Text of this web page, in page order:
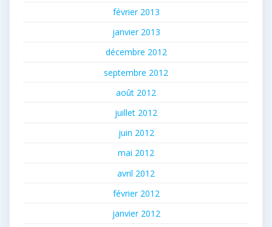
février 2013
janvier 2013
décembre 2012
septembre 2012
août 2012
juillet 2012
juin 2012
mai 2012
avril 2012
février 2012
janvier 2012